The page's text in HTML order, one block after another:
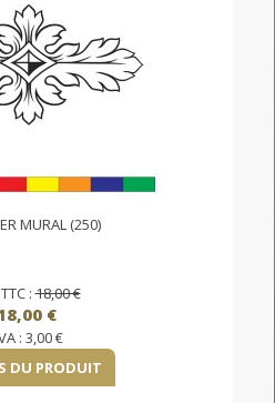
MURAL (250)
:18,00 €
€
: 3,00 €
DU PRODUIT